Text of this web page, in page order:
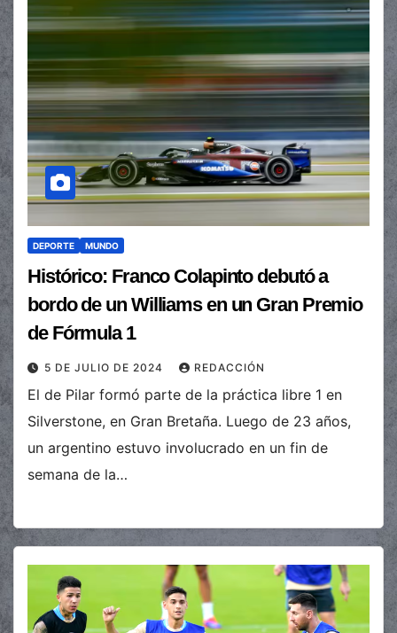
DEPORTE MUNDO
Histórico: Franco Colapinto debutó a
bordo de un Williams en un Gran Premio
de Fórmula 1
5 DE JULIO DE 2024 REDACCIÓN
El de Pilar formó parte de la práctica libre 1 en
Silverstone, en Gran Bretaña. Luego de 23 años,
un argentino estuvo involucrado en un fin de
semana de la…